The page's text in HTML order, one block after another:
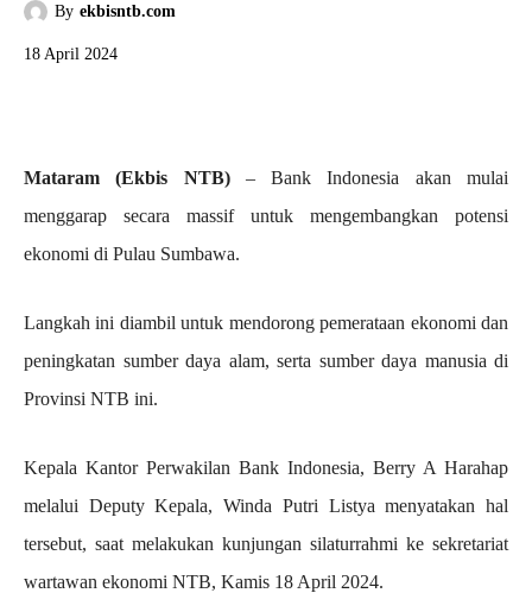
By ekbisntb.com
18 April 2024
Mataram (Ekbis NTB)– Bank Indonesia akan mulai
menggarap secara massif untuk mengembangkan potensi
ekonomi di Pulau Sumbawa.
Langkah ini diambil untuk mendorong pemerataan ekonomi dan
peningkatan sumber daya alam, serta sumber daya manusia di
Provinsi NTB ini.
Kepala Kantor Perwakilan Bank Indonesia, Berry A Harahap
melalui Deputy Kepala, Winda Putri Listya menyatakan hal
tersebut, saat melakukan kunjungan silaturrahmi ke sekretariat
wartawan ekonomi NTB, Kamis 18 April 2024.